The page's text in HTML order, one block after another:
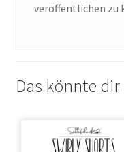
veröffentlichen zu
Das könnte